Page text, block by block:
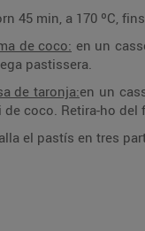
45 min, a 170 ºC,
de coco: en un
pastissera.
de taronja:en un
coco. Retira-ho del
el pastís en tres